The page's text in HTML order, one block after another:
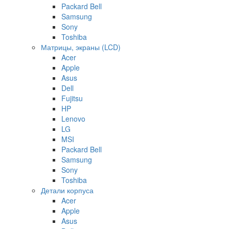
Packard Bell
Samsung
Sony
Toshiba
Матрицы, экраны (LCD)
Acer
Apple
Asus
Dell
Fujitsu
HP
Lenovo
LG
MSI
Packard Bell
Samsung
Sony
Toshiba
Детали корпуса
Acer
Apple
Asus